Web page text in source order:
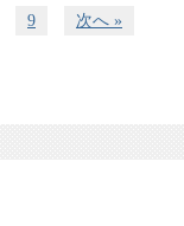
9 次へ »